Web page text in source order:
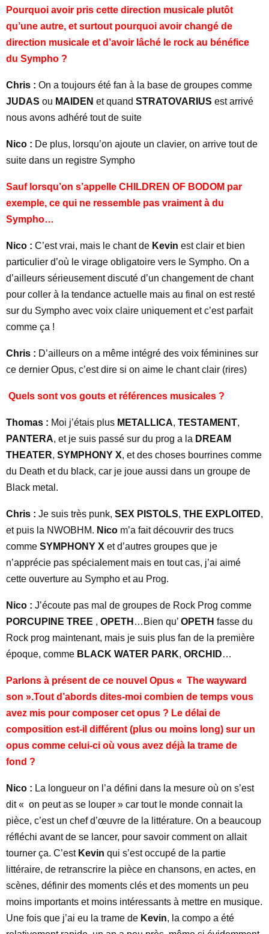
Pourquoi avoir pris cette direction musicale plutôt
qu’une autre, et surtout pourquoi avoir changé de
direction musicale et d’avoir lâché le rock au bénéfice
du Sympho ?
Chris : On a toujours été fan à la base de groupes comme
JUDAS ou MAIDEN et quand STRATOVARIUS est arrivé
nous avons adhéré tout de suite
Nico : De plus, lorsqu’on ajoute un clavier, on arrive tout de
suite dans un registre Sympho
Sauf lorsqu’on s’appelle CHILDREN OF BODOM par
exemple, ce qui ne ressemble pas vraiment à du
Sympho…
Nico : C’est vrai, mais le chant de Kevin est clair et bien
particulier d’où le virage obligatoire vers le Sympho. On a
d’ailleurs sérieusement discuté d’un changement de chant
pour coller à la tendance actuelle mais au final on est resté
sur du Sympho avec voix claire uniquement et c’est parfait
comme ça !
Chris : D’ailleurs on a même intégré des voix féminines sur
ce dernier Opus, c’est dire si on aime le chant clair (rires)
Quels sont vos gouts et références musicales ?
Thomas : Moi j’étais plus METALLICA, TESTAMENT,
PANTERA, et je suis passé sur du prog a la DREAM
THEATER, SYMPHONY X, et des choses bourrines comme
du Death et du black, car je joue aussi dans un groupe de
Black metal.
Chris : Je suis très punk, SEX PISTOLS, THE EXPLOITED,
et puis la NWOBHM. Nico m’a fait découvrir des trucs
comme SYMPHONY X et d’autres groupes que je
n’apprécie pas spécialement mais en tout cas, j’ai aimé
cette ouverture au Sympho et au Prog.
Nico : J’écoute pas mal de groupes de Rock Prog comme
PORCUPINE TREE , OPETH …Bien qu’ OPETH fasse du
Rock prog maintenant, mais je suis plus fan de la première
époque, comme BLACK WATER PARK, ORCHID…
Parlons à présent de ce nouvel Opus « The wayward
son ».Tout d’abords dites-moi combien de temps vous
avez mis pour composer cet opus ? Le délai de
composition est-il différent (plus ou moins long) sur un
opus comme celui-ci où vous avez déjà la trame de
fond ?
Nico : La longueur on l’a défini dans la mesure où on s’est
dit « on peut as se louper » car tout le monde connait la
pièce, c’est un chef d’œuvre de la littérature. On a beaucoup
réfléchi avant de se lancer, pour savoir comment on allait
tourner ça. C’estKevin qui s’est occupé de la partie
littéraire, de retranscrire la pièce en chansons, en actes, en
scènes, définir des moments clés et des moments un peu
moins importants et moins intéressants à mettre en musique.
Une fois que j’ai eu la trame de Kevin, la compo a été